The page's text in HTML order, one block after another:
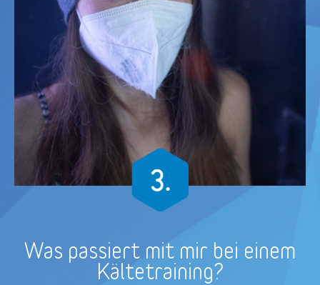
Was passiert mit mir bei einem
Kältetraining?